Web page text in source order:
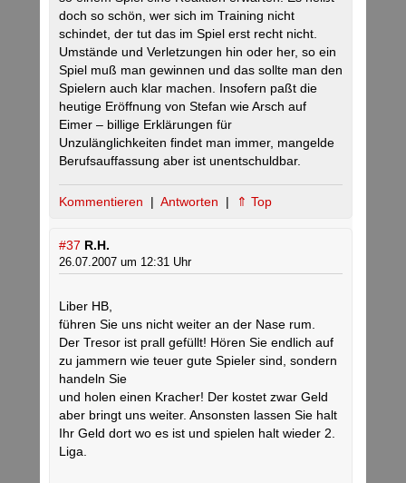
doch so schön, wer sich im Training nicht
schindet, der tut das im Spiel erst recht nicht.
Umstände und Verletzungen hin oder her, so ein
Spiel muß man gewinnen und das sollte man den
Spielern auch klar machen. Insofern paßt die
heutige Eröffnung von Stefan wie Arsch auf
Eimer – billige Erklärungen für
Unzulänglichkeiten findet man immer, mangelde
Berufsauffassung aber ist unentschuldbar.
Kommentieren | Antworten | ⇑ Top
#37 R.H.
26.07.2007 um 12:31 Uhr
Liber HB,
führen Sie uns nicht weiter an der Nase rum.
Der Tresor ist prall gefüllt! Hören Sie endlich auf
zu jammern wie teuer gute Spieler sind, sondern
handeln Sie
und holen einen Kracher! Der kostet zwar Geld
aber bringt uns weiter. Ansonsten lassen Sie halt
Ihr Geld dort wo es ist und spielen halt wieder 2.
Liga.